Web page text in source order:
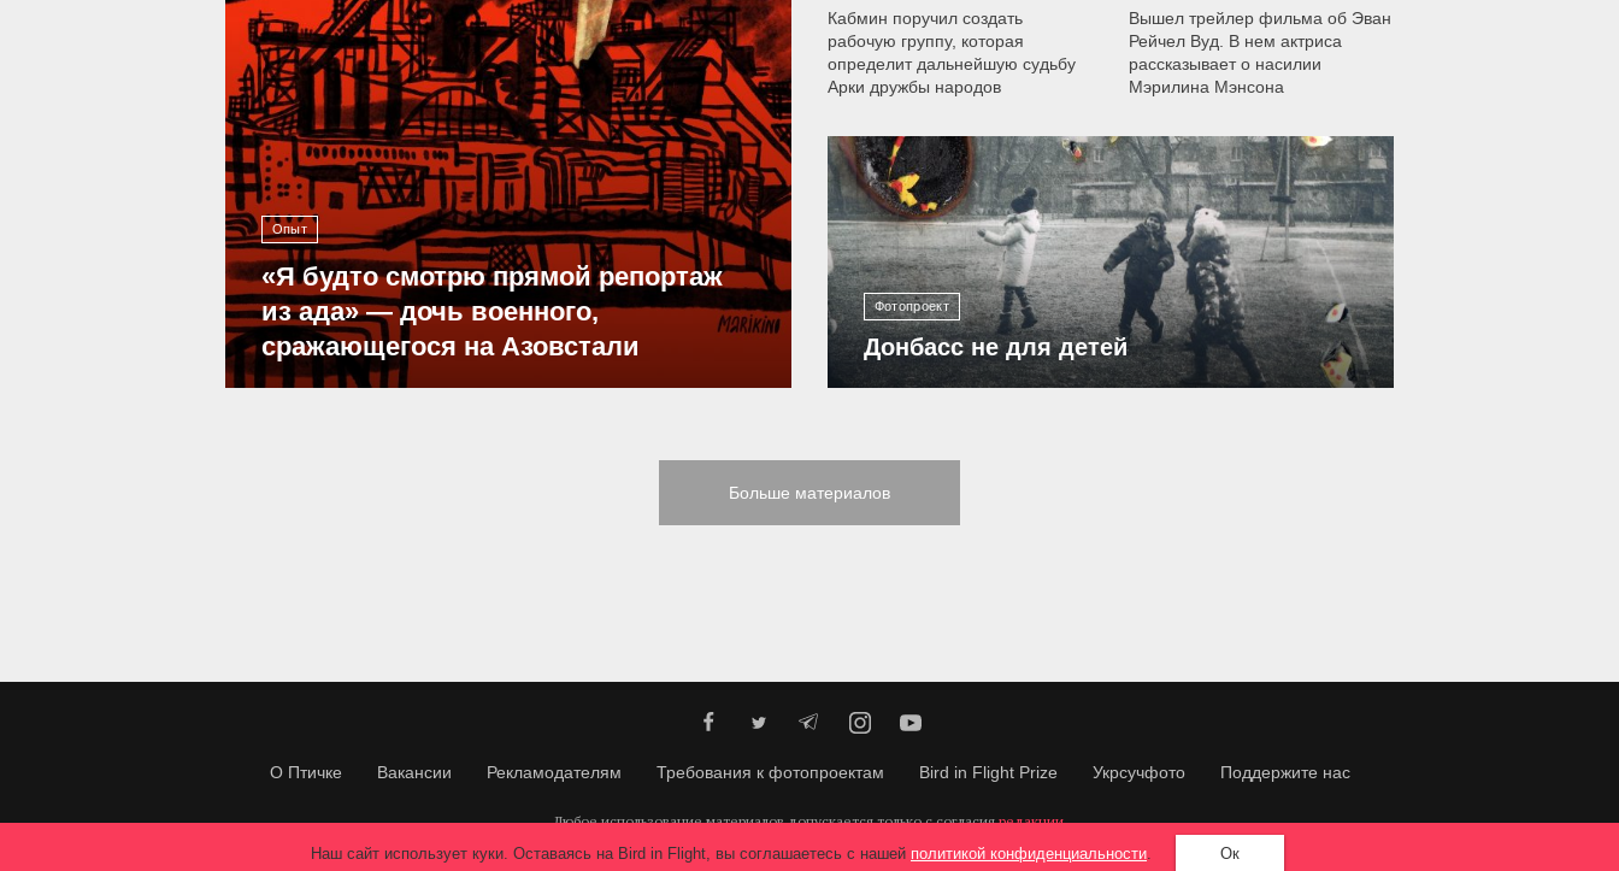
Опыт
«Я будто смотрю прямой репортаж
из ада» — дочь военного,
сражающегося на Азовстали
Кабмин поручил создать
рабочую группу, которая
определит дальнейшую судьбу
Арки дружбы народов
Вышел трейлер фильма об Эван
Рейчел Вуд. В нем актриса
рассказывает о насилии
Мэрилина Мэнсона
Фотопроект
Донбасс не для детей
12 303
Больше материалов
О Птичке Вакансии Рекламодателям Требования к фотопроектам Bird in Flight Prize Укрсучфото Поддержите нас
Любое использование материалов допускается только с согласияредакции.
© 2026, Bird In Flight.
Все права защищены.
Наш сайт использует куки. Оставаясь на Bird in Flight, вы соглашаетесь с нашей политикой конфиденциальности. Ок